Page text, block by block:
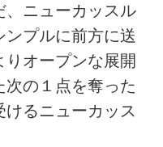
、ニューカッスル
ンプルに前方に送
りオープンな展開
次の１点を奪った
るニューカッス